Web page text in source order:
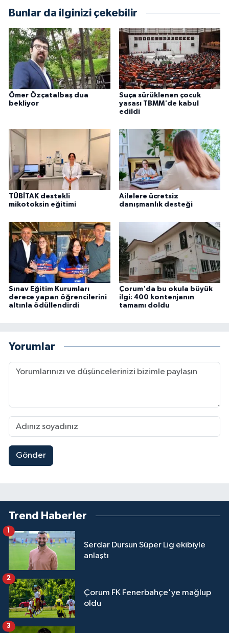
Bunlar da ilginizi çekebilir
Ömer Özçatalbaş dua
bekliyor
Suça sürüklenen çocuk
yasası TBMM'de kabul
edildi
TÜBİTAK destekli
mikotoksin eğitimi
Ailelere ücretsiz
danışmanlık desteği
Sınav Eğitim Kurumları
derece yapan öğrencilerini
altınla ödüllendirdi
Çorum'da bu okula büyük
ilgi: 400 kontenjanın
tamamı doldu
Yorumlar
Gönder
Trend Haberler
Serdar Dursun Süper Lig ekibiyle
anlaştı
1
Çorum FK Fenerbahçe'ye mağlup
oldu
2
3